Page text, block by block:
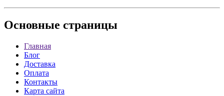
Основные страницы
Главная
Блог
Доставка
Оплата
Контакты
Карта сайта